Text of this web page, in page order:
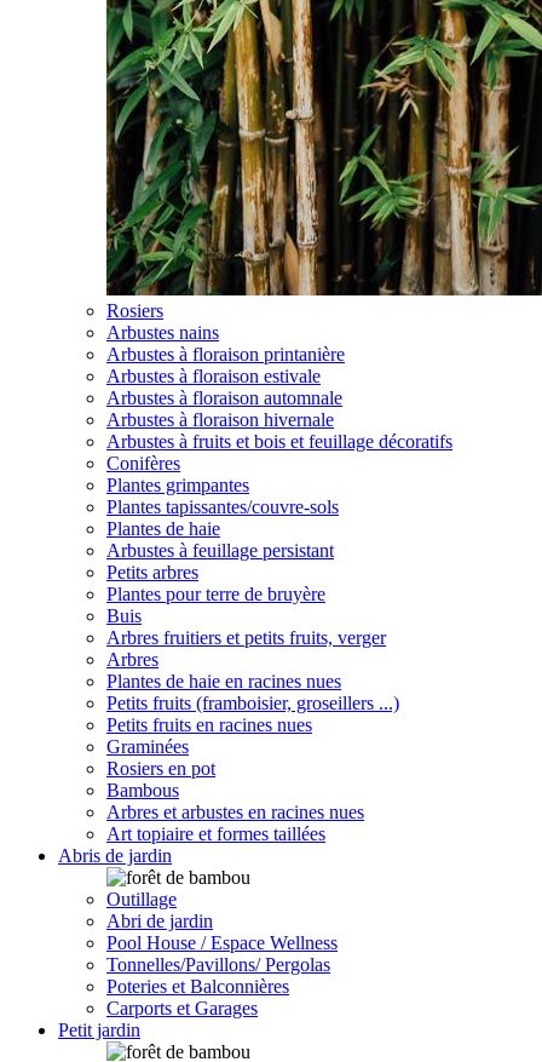
Rosiers
Arbustes nains
Arbustes à floraison printanière
Arbustes à floraison estivale
Arbustes à floraison automnale
Arbustes à floraison hivernale
Arbustes à fruits et bois et feuillage décoratifs
Conifères
Plantes grimpantes
Plantes tapissantes/couvre-sols
Plantes de haie
Arbustes à feuillage persistant
Petits arbres
Plantes pour terre de bruyère
Buis
Arbres fruitiers et petits fruits, verger
Arbres
Plantes de haie en racines nues
Petits fruits (framboisier, groseillers ...)
Petits fruits en racines nues
Graminées
Rosiers en pot
Bambous
Arbres et arbustes en racines nues
Art topiaire et formes taillées
Abris de jardin
Outillage
Abri de jardin
Pool House / Espace Wellness
Tonnelles/Pavillons/ Pergolas
Poteries et Balconnières
Carports et Garages
Petit jardin